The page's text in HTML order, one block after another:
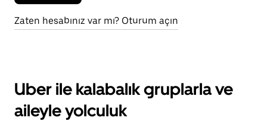
Zaten hesabınız var mı? Oturum açın
Uber ile kalabalık gruplarla ve
aileyle yolculuk